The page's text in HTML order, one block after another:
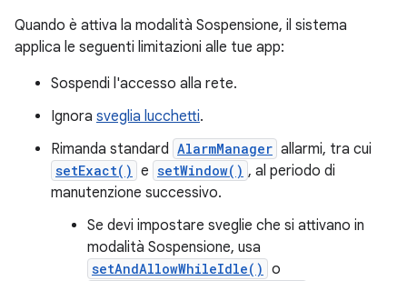
Quando è attiva la modalità Sospensione, il sistema
applica le seguenti limitazioni alle tue app:
Sospendi l'accesso alla rete.
Ignora sveglia lucchetti.
Rimanda standard AlarmManager allarmi, tra cui
setExact() e setWindow() , al periodo di
manutenzione successivo.
Se devi impostare sveglie che si attivano in
modalità Sospensione, usa
setAndAllowWhileIdle() o